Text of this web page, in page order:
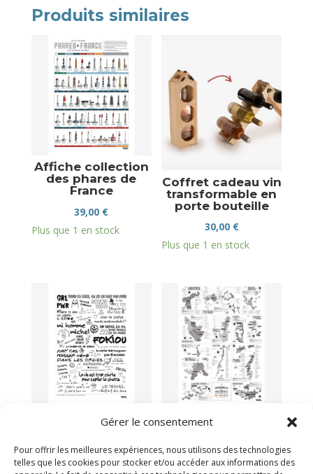
Gérer le consentement
Pour offrir les meilleures expériences, nous utilisons des technologies
telles que les cookies pour stocker et/ou accéder aux informations des
Produits similaires
Affiche collection
des phares de
France
39,00 €
Plus que 1 en stock
Coffret cadeau vin
transformable en
porte bouteille
30,00 €
Plus que 1 en stock
Affiche graffitis de
toilette
39,00€
Victime de son succès
Affiche vignobles
français
39,00€
Plus que 2 en stock